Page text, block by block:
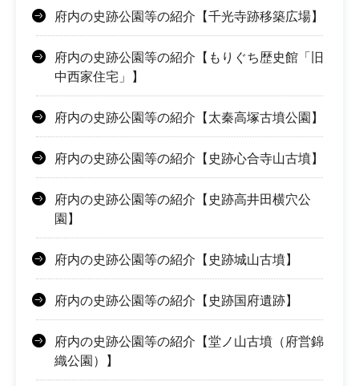
府内の史跡公園等の紹介【千光寺跡移築広場】
府内の史跡公園等の紹介【もりぐち歴史館「旧
中西家住宅」】
府内の史跡公園等の紹介【太秦高塚古墳公園】
府内の史跡公園等の紹介【史跡心合寺山古墳】
府内の史跡公園等の紹介【史跡高井田横穴公
園】
府内の史跡公園等の紹介【史跡城山古墳】
府内の史跡公園等の紹介【史跡国府遺跡】
府内の史跡公園等の紹介【堂ノ山古墳（府営錦
織公園）】